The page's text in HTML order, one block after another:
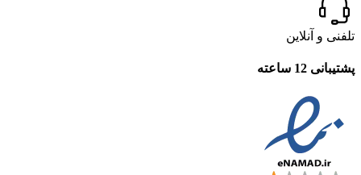
تلفنی و آنلاین
پشتیبانی 12 ساعته